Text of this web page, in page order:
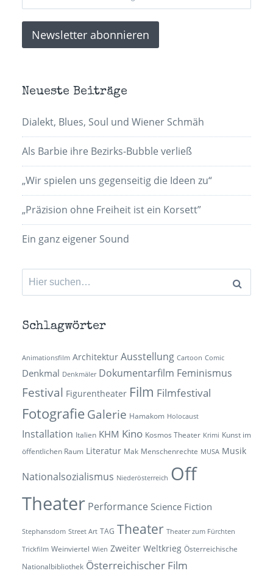
Neueste Beiträge
Dialekt, Blues, Soul und Wiener Schmäh
Als Barbie ihre Bezirks-Bubble verließ
„Wir spielen uns gegenseitig die Ideen zu“
„Präzision ohne Freiheit ist ein Korsett”
Ein ganz eigener Sound
Suchen
nach:
Schlagwörter
Animationsfilm Architektur Ausstellung Cartoon Comic
Denkmal Denkmäler Dokumentarfilm Feminismus
Festival Figurentheater Film Filmfestival
Fotografie Galerie Hamakom Holocaust
Installation Italien KHM Kino Kosmos Theater Krimi Kunst im
öffentlichen Raum Literatur Mak Menschenrechte MUSA Musik
Nationalsozialismus Niederösterreich Off
Theater Performance Science Fiction
Stephansdom Street Art TAG Theater Theater zum Fürchten
Trickfilm Weinviertel Wien Zweiter Weltkrieg Österreichische
Nationalbibliothek Österreichischer Film